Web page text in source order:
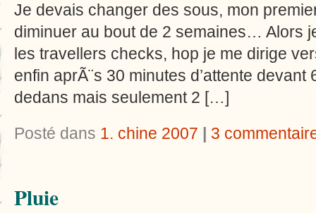
Je devais changer des sous, mon
diminuer au bout de 2 semaines… Alors
les travellers checks, hop je me dirige
enfin aprÃ¨s 30 minutes d’attente
dedans mais seulement 2 […]
Posté dans 1. chine 2007 | 3
Pluie